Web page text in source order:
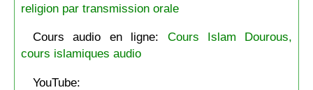
religion par transmission orale
Cours audio en ligne: Cours Islam Dourous,
cours islamiques audio
YouTube: